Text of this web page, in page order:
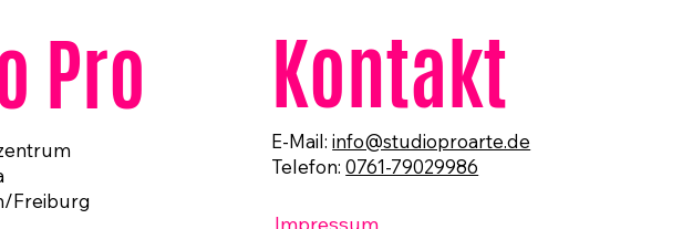
Impressum
Pro
Freiburg
Kontakt
E-Mail:info@studioproarte.de
Telefon:0761-79029986